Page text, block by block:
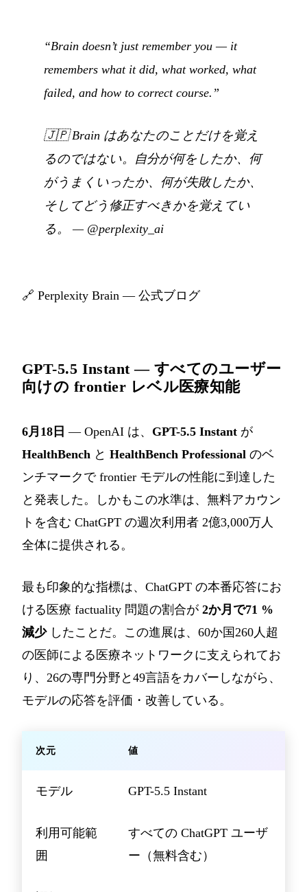
“Brain doesn’t just remember you — it
remembers what it did, what worked, what
failed, and how to correct course.”
🇯🇵Brain はあなたのことだけを覚え
るのではない。自分が何をしたか、何
がうまくいったか、何が失敗したか、
そしてどう修正すべきかを覚えてい
る。
— @perplexity_ai
🔗 Perplexity Brain — 公式ブログ
GPT-5.5 Instant — すべてのユーザー
向けの frontier レベル医療知能
6月18日 — OpenAI は、 GPT-5.5 Instant が
HealthBench と HealthBench Professional のベ
ンチマークで frontier モデルの性能に到達した
と発表した。しかもこの水準は、無料アカウン
トを含む ChatGPT の週次利用者 2億3,000万人
全体に提供される。
最も印象的な指標は、ChatGPT の本番応答にお
ける医療 factuality 問題の割合が 2か月で71 %
減少したことだ。この進展は、60か国260人超
の医師による医療ネットワークに支えられてお
り、26の専門分野と49言語をカバーしながら、
モデルの応答を評価・改善している。
次元 値
モデル GPT-5.5 Instant
利用可能範
囲
すべての ChatGPT ユーザ
ー（無料含む）